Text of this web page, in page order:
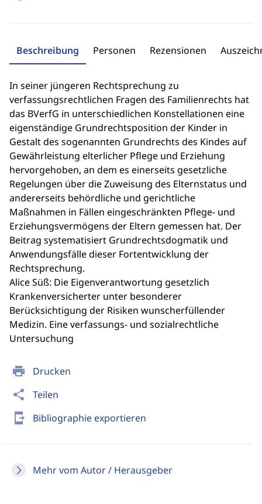
print Drucken
share Teilen
send_to_mobile Bibliographie exportieren
Mehr vom Autor / Herausgeber
Beschreibung Personen Rezensionen
In seiner jüngeren Rechtsprechung zu
verfassungsrechtlichen Fragen des Familienrechts hat
das BVerfG in unterschiedlichen Konstellationen eine
eigenständige Grundrechtsposition der Kinder in
Gestalt des sogenannten Grundrechts des Kindes auf
Gewährleistung elterlicher Pflege und Erziehung
hervorgehoben, an dem es einerseits gesetzliche
Regelungen über die Zuweisung des Elternstatus und
andererseits behördliche und gerichtliche
Maßnahmen in Fällen eingeschränkten Pflege- und
Erziehungsvermögens der Eltern gemessen hat. Der
Beitrag systematisiert Grundrechtsdogmatik und
Anwendungsfälle dieser Fortentwicklung der
Rechtsprechung.
Alice Süß: Die Eigenverantwortung gesetzlich
Krankenversicherter unter besonderer
Berücksichtigung der Risiken wunscherfüllender
Medizin. Eine verfassungs- und sozialrechtliche
Untersuchung